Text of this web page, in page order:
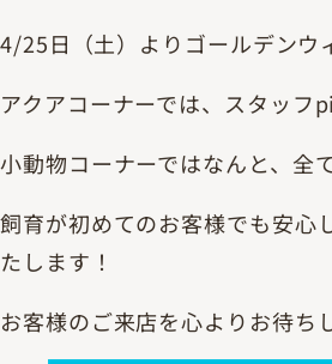
4/25日（土）よりゴールデンウ
アクアコーナーでは、スタッフ
小動物コーナーではなんと、全
飼育が初めてのお客様でも安心
たします！
お客様のご来店を心よりお待ち